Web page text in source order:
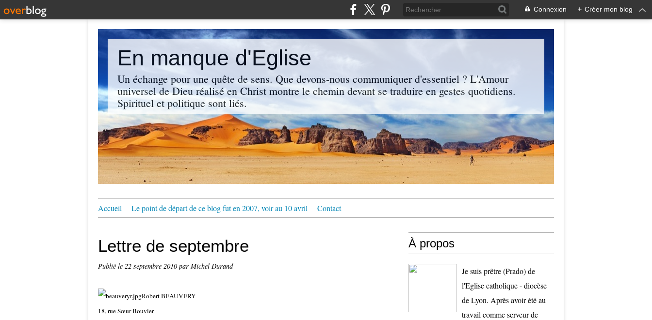
Connexion + Créer mon blog
En manque d'Eglise
Un échange pour une quête de sens. Que devons-nous communiquer d'essentiel ? L'Amour
universel de Dieu réalisé en Christ montre le chemin devant se traduire en gestes quotidiens.
Spirituel et politique sont liés.
Accueil Le point de départ de ce blog fut en 2007, voir au 10 avril Contact
Lettre de septembre
Publié le 22 septembre 2010par Michel Durand
Robert BEAUVERY
18, rue Sœur Bouvier
À propos
Je suis prêtre (Prado) de
l'Eglise catholique - diocèse
de Lyon. Après avoir été au
travail comme serveur de